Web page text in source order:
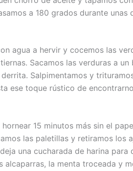
a 180 grados durante unas
agua a hervir y cocemos las
Sacamos las verduras a un
Salpimentamos y
ese toque rústico de
15 minutos más sin el
las paletillas y retiramos los
una cucharada de harina para
alcaparras, la menta troceada y